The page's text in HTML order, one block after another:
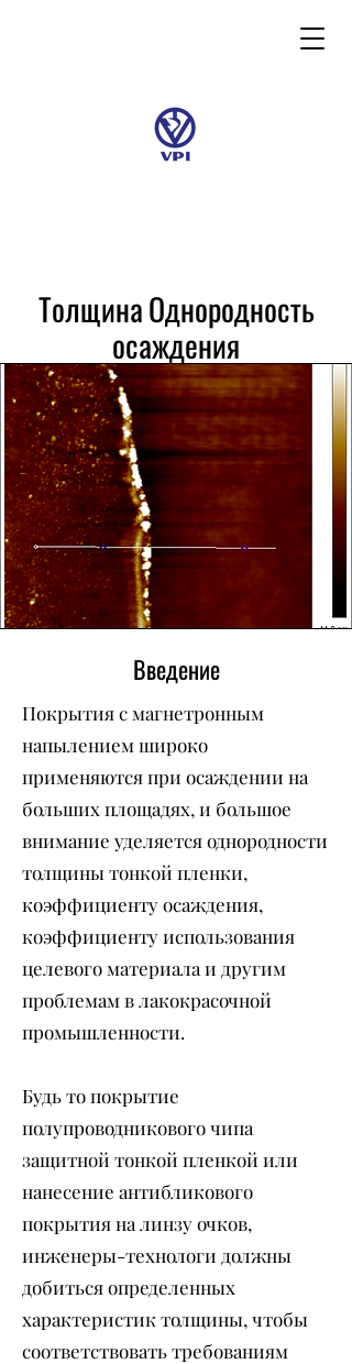
Толщина Однородность
осаждения
Введение
Покрытия с магнетронным
напылением широко
применяются при осаждении на
больших площадях, и большое
внимание уделяется однородности
толщины тонкой пленки,
коэффициенту осаждения,
коэффициенту использования
целевого материала и другим
проблемам в лакокрасочной
промышленности.
Будь то покрытие
полупроводникового чипа
защитной тонкой пленкой или
нанесение антибликового
покрытия на линзу очков,
инженеры-технологи должны
добиться определенных
характеристик толщины, чтобы
соответствовать требованиям